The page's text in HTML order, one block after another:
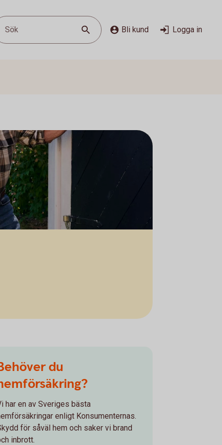
Sök Bli kund Logga in
du
har en av Sveriges bästa
enligt Konsumenternas.
för såväl hem och saker vi brand
inbrott.